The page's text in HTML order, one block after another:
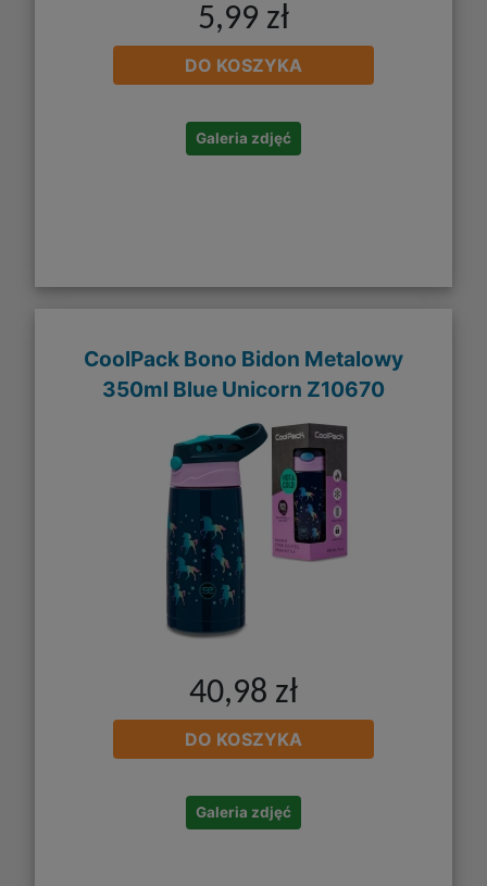
5,99 zł
DO KOSZYKA
Galeria zdjęć
CoolPack Bono Bidon Metalowy
350ml Blue Unicorn Z10670
40,98 zł
DO KOSZYKA
Galeria zdjęć